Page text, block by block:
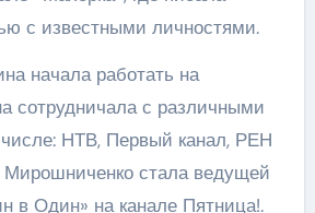
с известными личностями.
начала работать на
сотрудничала с различными
НТВ, Первый канал, РЕН
стала ведущей
в Один» на канале Пятница!.